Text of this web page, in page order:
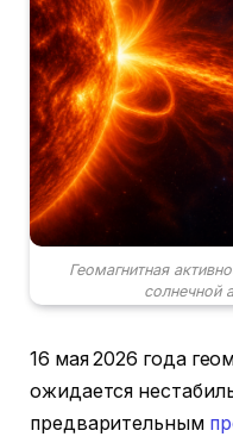
Геомагнитная
солнечной
16 мая 2026 года
ожидается
предварительным